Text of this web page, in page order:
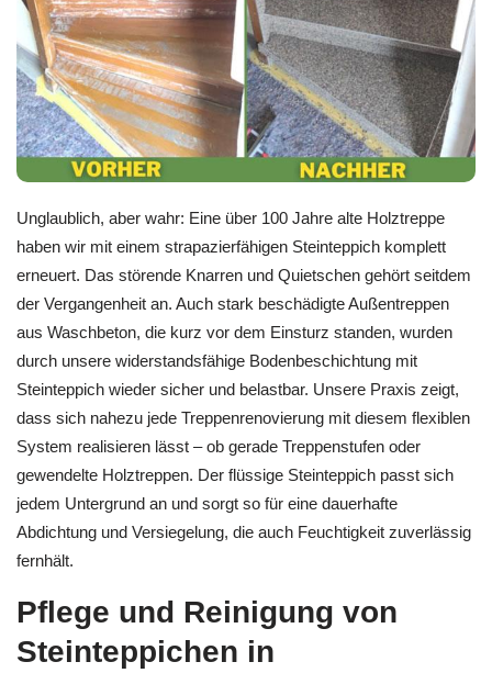
Unglaublich, aber wahr: Eine über 100 Jahre alte Holztreppe
haben wir mit einem strapazierfähigen Steinteppich komplett
erneuert. Das störende Knarren und Quietschen gehört seitdem
der Vergangenheit an. Auch stark beschädigte Außentreppen
aus Waschbeton, die kurz vor dem Einsturz standen, wurden
durch unsere widerstandsfähige Bodenbeschichtung mit
Steinteppich wieder sicher und belastbar. Unsere Praxis zeigt,
dass sich nahezu jede Treppenrenovierung mit diesem flexiblen
System realisieren lässt – ob gerade Treppenstufen oder
gewendelte Holztreppen. Der flüssige Steinteppich passt sich
jedem Untergrund an und sorgt so für eine dauerhafte
Abdichtung und Versiegelung, die auch Feuchtigkeit zuverlässig
fernhält.
Pflege und Reinigung von
Steinteppichen in